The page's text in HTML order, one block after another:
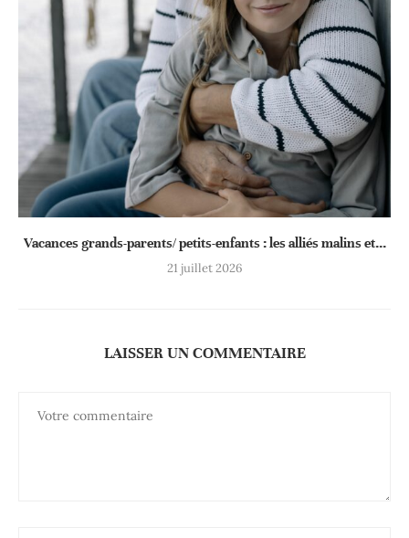
Vacances grands-parents/ petits-enfants : les alliés malins et...
21 juillet 2026
LAISSER UN COMMENTAIRE